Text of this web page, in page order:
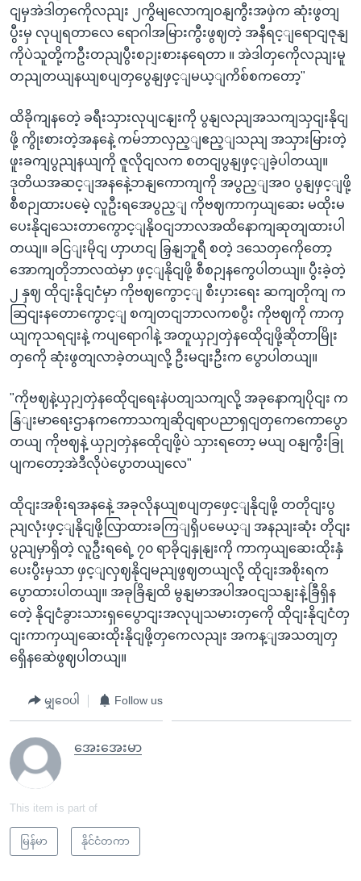
ငျမှအဲဒါတှကေိုလညျး ၂ကွိမျလောကျဝနျကွီးအဖှဲက ဆုံးဖွတျ
ပွီးမှ လုပျရတာလေ ရောဂါအမြားကွီးဖွဈတဲ့ အနီရင့ျရောငျဇုနျ
ကိုပဲသူတို့ကဦးတညျပွီးစဉျးစားနရေတာ ။ အဲဒါတှကေိုလညျးမူ
တညျတယျနယျစပျတှပွေနျဖှင့ျမယ့ျကိစ်စကတော့"
ထိခိုကျနတေဲ့ ခရီးသှားလုပျငနျးကို ပွနျလညျအသကျသှငျးနိုငျ
ဖို့ ကွိုးစားတဲ့အနနေဲ့ ကမ်ဘာလှည့ျဧည့ျသညျ အသှားမြားတဲ့
ဖူးခကျပွညျနယျကို ဇူလိုငျလက စတငျပွနျဖှင့ျခဲ့ပါတယျ။
ဒုတိယအဆင့ျအနနေဲ့ဘနျကောကျကို အပွည့ျအဝ ပွနျဖှင့ျဖို့
စီစဉျထားပမေဲ့ လူဦးရအေပွည့ျ ကိုဗဈကာကှယျဆေး မထိုးမ
ပေးနိုငျသေးတာကွောင့ျနိုဝငျဘာလအထိနောကျဆုတျထားပါ
တယျ။ ခငြျးမိုငျ ဟှာဟငျ ခြှနျဘူရီ စတဲ့ ဒသေတှကေိုတော့
အောကျတိုဘာလထဲမှာ ဖှင့ျနိုငျဖို့ စီစဉျနကွေပါတယျ။ ပွီးခဲ့တဲ့
၂ နှဈ ထိုငျးနိုငျငံံမှာ ကိုဗဈကွောင့ျ စီးပှားရေး ဆကျတိုကျ က
ဆြငျးနတောကွောင့ျ စကျတငျဘာလကစပွီး ကိုဗဈကို ကာကှ
ယျကုသရငျးနဲ့ ကပျရောဂါနဲ့ အတူယှဉျတှဲနထေိုငျဖို့ဆိုတာမြိုး
တှကေို ဆုံးဖွတျလာခဲ့တယျလို့ ဦးမငျးဦးက ပွောပါတယျ။
"ကိုဗဈနဲ့ယှဉျတှဲနထေိုငျရေးနဲပတျသကျလို့ အခုနောကျပိုငျး က
နြျးမာရေးဌာနကကောသကျဆိုငျရာပညာရှငျတှကေကောပွော
တယျ ကိုဗဈနဲ့ ယှဉျတှဲနထေိုငျဖို့ပဲ သှားရတော့ မယျ ဝနျကွီးခြု
ပျကတော့အဲဒီလိုပဲပွောတယျလေ"
ထိုငျးအစိုးရအနနေဲ့ အခုလိုနယျစပျတှဖှေင့ျနိုငျဖို့ တတိုငျးပွ
ညျလုံးဖှင့ျနိုငျဖို့လြာထားခကြျရှိပမေယ့ျ အနညျးဆုံး တိုငျး
ပွညျမှာရှိတဲ့ လူဦးရရေဲ့ ၇၀ ရာခိုငျနှုနျးကို ကာကှယျဆေးထိုးနှံ
ပေးပွီးမှသာ ဖှင့ျလှဈနိုငျမညျဖွဈတယျလို့ ထိုငျးအစိုးရက
ပွောထားပါတယျ။ အခုခြိနျထိ မွနျမာအပါအဝငျသနျးနဲ့ခြီရှိန
တေဲ့ နိုငျငံခွားသားရှပွေောငျးအလုပျသမားတှကေို ထိုငျးနိုငျငံတှ
ငျးကာကှယျဆေးထိုးနိုငျဖို့တှကေလညျး အကန့ျအသတျတှ
ရှေိနဆေဲဖွဈပါတယျ။
မျှဝေပါ Follow us
အေးအေးမာ
This item is part of
မြန်မာ နိုင်ငံတကာ